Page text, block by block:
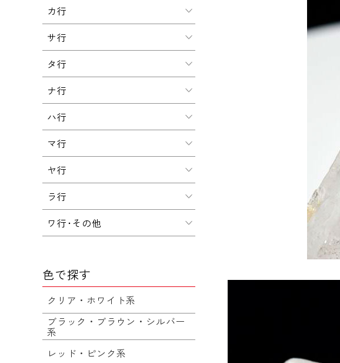
カ行
サ行
タ行
ナ行
ハ行
マ行
ヤ行
ラ行
ワ行･その他
色で探す
クリア・ホワイト系
ブラック・ブラウン・シルバー
系
レッド・ピンク系